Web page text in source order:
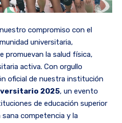
compromiso con el
universitaria,
promuevan la salud física,
activa. Con orgullo
oficial de nuestra institución
2025, un evento
de educación superior
competencia y la